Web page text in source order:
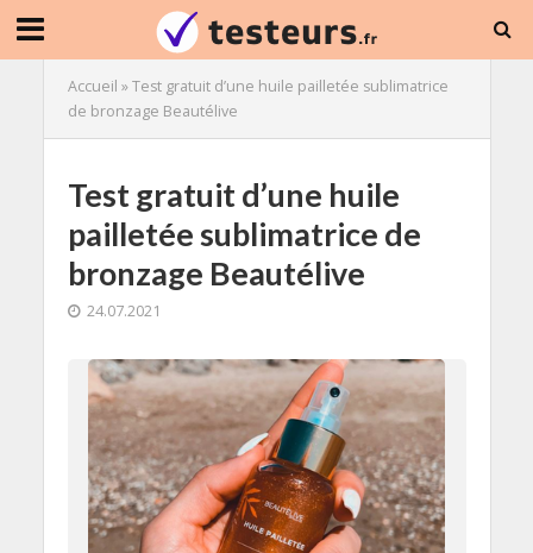
Accueil »Test gratuit d’une huile pailletée sublimatrice
de bronzage Beautélive
Test gratuit d’une huile
pailletée sublimatrice de
bronzage Beautélive
24.07.2021